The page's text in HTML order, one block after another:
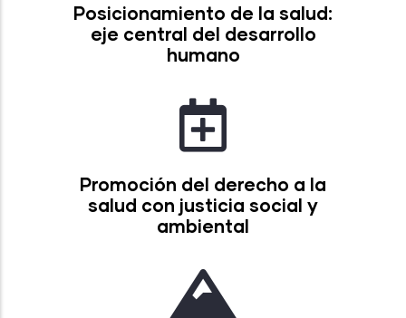
Posicionamiento de la salud:
eje central del desarrollo
humano
Promoción del derecho a la
salud con justicia social y
ambiental